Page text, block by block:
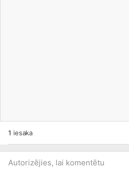
1 iesaka
Autorizējies, lai komentētu